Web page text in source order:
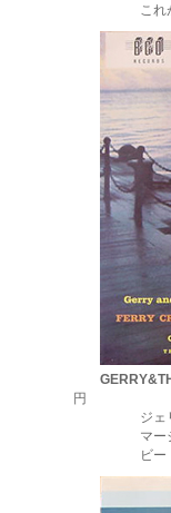
これがマ
円
ジェリィ・
マージーサ
ビートバン